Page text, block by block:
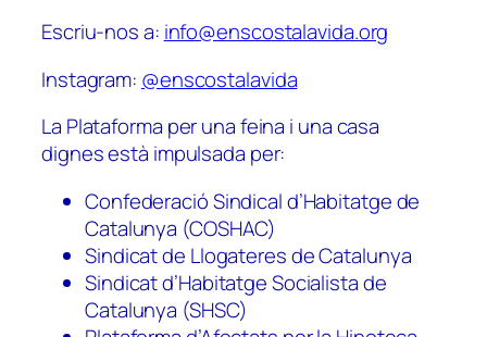
Escriu-nos a: info@enscostalavida.org
Instagram: @enscostalavida
La Plataforma per una feina i una casa
dignes està impulsada per:
Confederació Sindical d’Habitatge de
Catalunya (COSHAC)
Sindicat de Llogateres de Catalunya
Sindicat d’Habitatge Socialista de
Catalunya (SHSC)